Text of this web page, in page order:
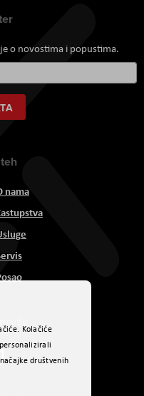
o novostima i popustima.
nama
Kolačiće
društvenih